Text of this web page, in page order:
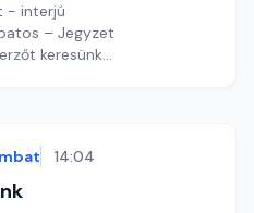
- interjú
– Jegyzet
keresünk
14:04